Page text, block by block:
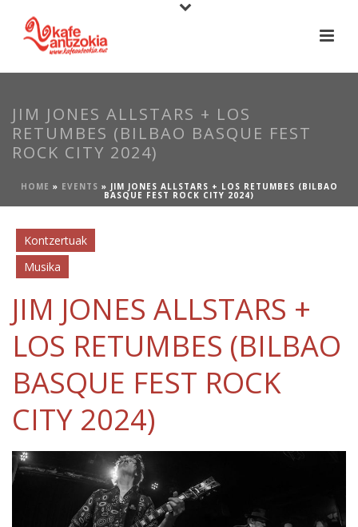
JIM JONES ALLSTARS + LOS
RETUMBES (BILBAO BASQUE FEST
ROCK CITY 2024)
HOME » EVENTS » JIM JONES ALLSTARS + LOS RETUMBES (BILBAO
BASQUE FEST ROCK CITY 2024)
Kontzertuak
Musika
JIM JONES ALLSTARS +
LOS RETUMBES (BILBAO
BASQUE FEST ROCK
CITY 2024)